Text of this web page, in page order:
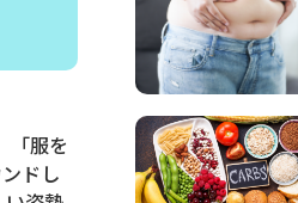
「服を
ドし